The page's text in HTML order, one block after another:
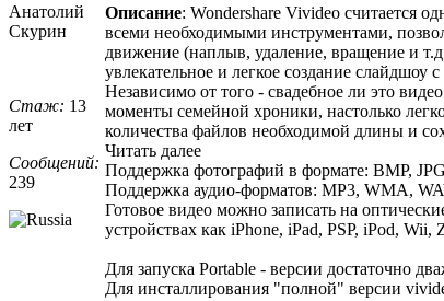
Анатолий
Скурин
Стаж: 13
лет
Сообщений:
239
Описание: Wondershare Vivideo считается
всеми необходимыми инструментами,
движение (наплыв, удаление, вращение и
увлекательное и легкое создание
Независимо от того - свадебное ли это
моменты семейной хроники, настолько
количества файлов необходимой длины и
Читать далее
Поддержка фотографий в формате: BMP,
Поддержка аудио-форматов: MP3, WMA,
Готовое видео можно записать на
устройствах как iPhone, iPad, PSP, iPod,
Для запуска Portable - версии достаточно
Для инсталлирования "полной" версии